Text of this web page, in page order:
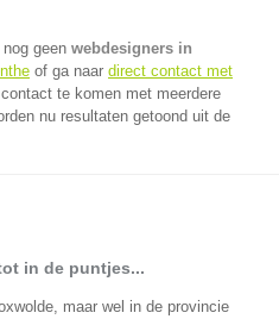
geen webdesigners in
of ga naar direct contact met
te komen met meerdere
nu resultaten getoond uit de
in de puntjes...
maar wel in de provincie